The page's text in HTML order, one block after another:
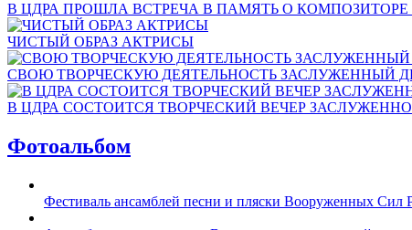
В ЦДРА ПРОШЛА ВСТРЕЧА В ПАМЯТЬ О
ЧИСТЫЙ ОБРАЗ АКТРИСЫ
СВОЮ ТВОРЧЕСКУЮ ДЕЯТЕЛЬНОСТЬ ЗАСЛУЖЕННЫЙ
В ЦДРА СОСТОИТСЯ ТВОРЧЕСКИЙ ВЕЧЕР
Фотоальбом
Фестиваль ансамблей песни и пляски Вооруженных Сил